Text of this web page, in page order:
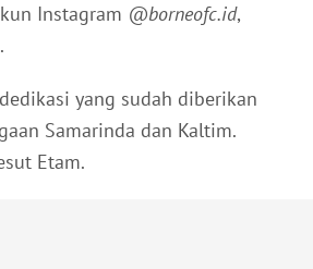
Instagram @borneofc.id,
yang sudah diberikan
Samarinda dan Kaltim.
Etam.